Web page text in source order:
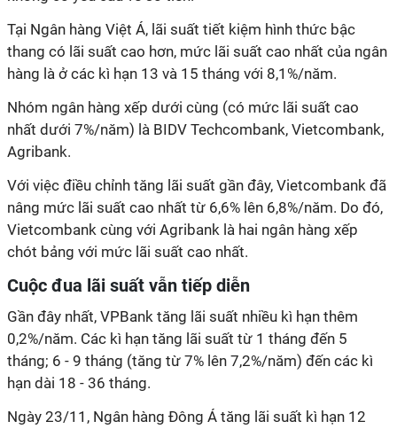
Tại Ngân hàng Việt Á, lãi suất tiết kiệm hình thức bậc
thang có lãi suất cao hơn, mức lãi suất cao nhất của ngân
hàng là ở các kì hạn 13 và 15 tháng với 8,1%/năm.
Nhóm ngân hàng xếp dưới cùng (có mức lãi suất cao
nhất dưới 7%/năm) là BIDV Techcombank, Vietcombank,
Agribank.
Với việc điều chỉnh tăng lãi suất gần đây, Vietcombank đã
nâng mức lãi suất cao nhất từ 6,6% lên 6,8%/năm. Do đó,
Vietcombank cùng với Agribank là hai ngân hàng xếp
chót bảng với mức lãi suất cao nhất.
Cuộc đua lãi suất vẫn tiếp diễn
Gần đây nhất, VPBank tăng lãi suất nhiều kì hạn thêm
0,2%/năm. Các kì hạn tăng lãi suất từ 1 tháng đến 5
tháng; 6 - 9 tháng (tăng từ 7% lên 7,2%/năm) đến các kì
hạn dài 18 - 36 tháng.
Ngày 23/11, Ngân hàng Đông Á tăng lãi suất kì hạn 12